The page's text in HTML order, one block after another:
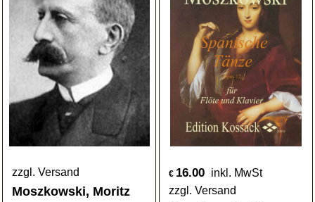
zzgl. Versand
Moszkowski, Moritz
€ 16.00 inkl. MwSt
zzgl. Versand